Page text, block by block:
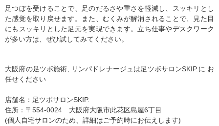
足つぼを受けることで、足のだるさや重さを軽減し、スッキリとし
た感覚を取り戻せます。また、むくみが解消されることで、見た目
にもスッキリとした足元を実現できます。立ち仕事やデスクワーク
が多い方は、ぜひ試してみてください。
大阪府の足ツボ施術, リンパドレナージュは足ツボサロンSKIP.に お
任せください
店舗名：足ツボサロンSKIP.
住所：〒554-0024 大阪府大阪市此花区島屋6丁目
(個人自宅サロンのため、詳細はご予約時にお伝えします)